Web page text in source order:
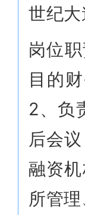
世纪大
岗位
目的
2、负
后会
融资
所管